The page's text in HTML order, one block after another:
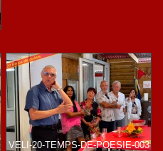
VELI-20-TEMPS-DE-POESIE-003